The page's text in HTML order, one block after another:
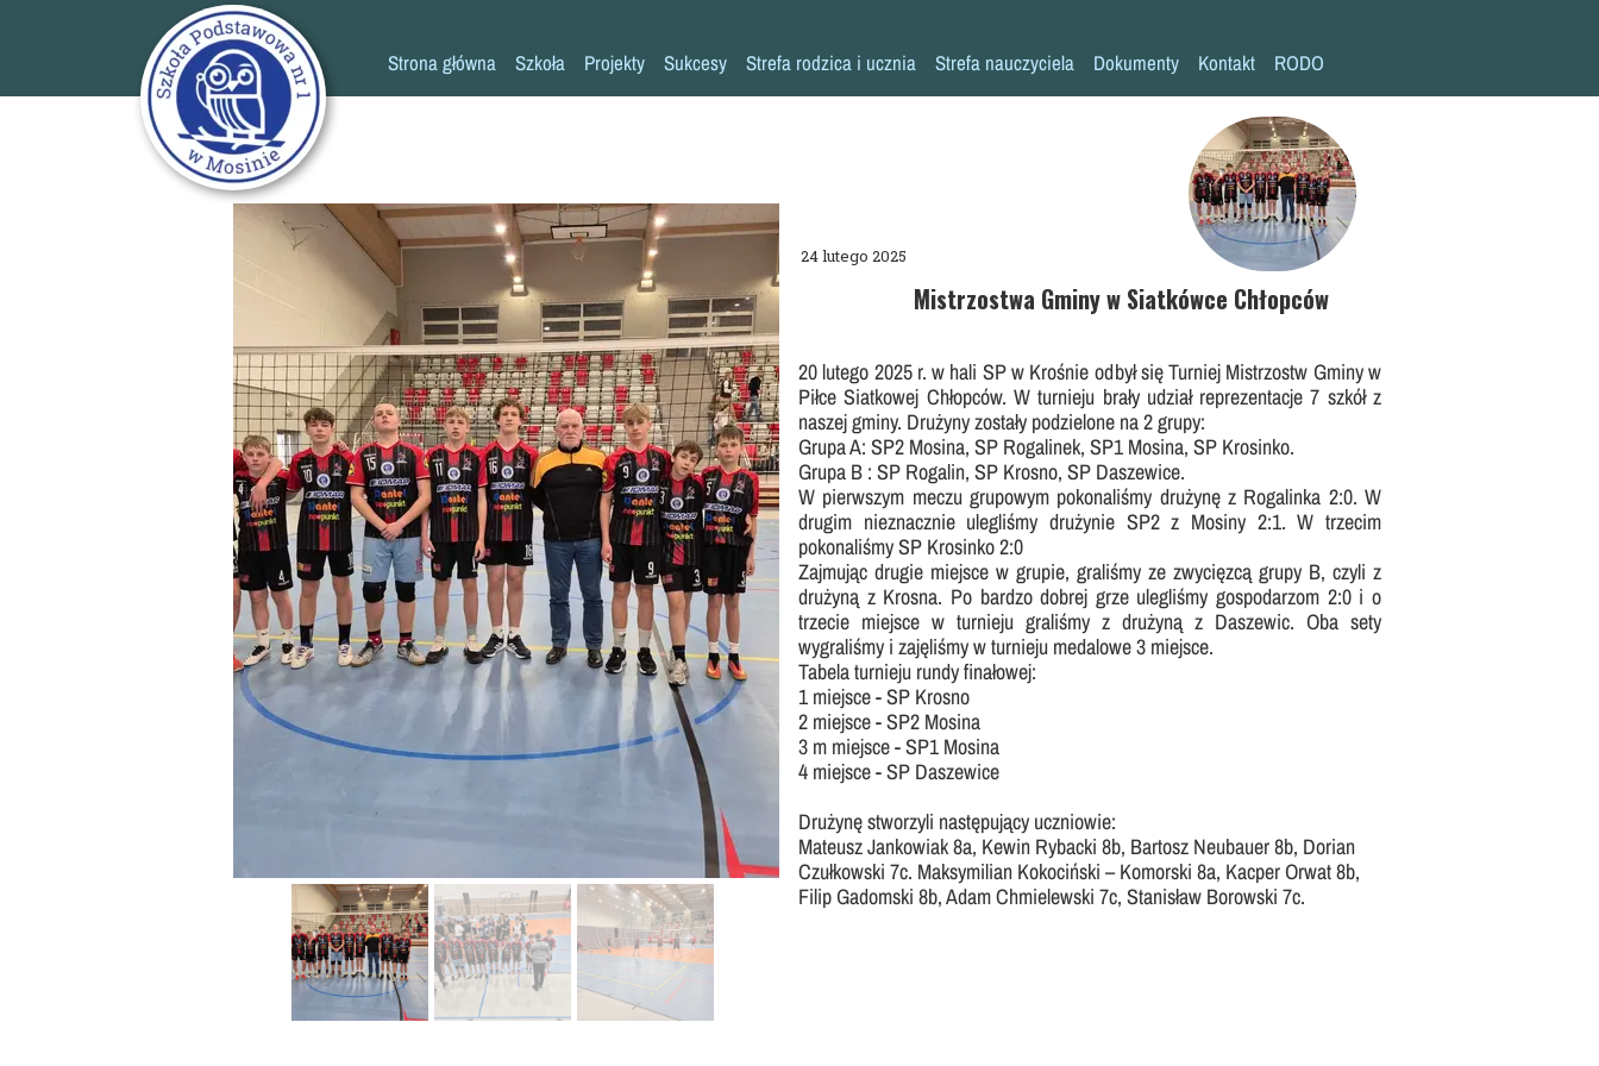
24 lutego 2025
20 lutego 2025 r. w hali SP w Krośnie odbył się Turniej Mistrzostw Gminy w
Piłce Siatkowej Chłopców. W turnieju brały udział reprezentacje 7 szkół z
naszej gminy. Drużyny zostały podzielone na 2 grupy:
Grupa A: SP2 Mosina, SP Rogalinek, SP1 Mosina, SP Krosinko.
Grupa B : SP Rogalin, SP Krosno, SP Daszewice.
W pierwszym meczu grupowym pokonaliśmy drużynę z Rogalinka 2:0. W
drugim nieznacznie ulegliśmy drużynie SP2 z Mosiny 2:1. W trzecim
pokonaliśmy SP Krosinko 2:0
Zajmując drugie miejsce w grupie, graliśmy ze zwycięzcą grupy B, czyli z
drużyną z Krosna. Po bardzo dobrej grze ulegliśmy gospodarzom 2:0 i o
trzecie miejsce w turnieju graliśmy z drużyną z Daszewic. Oba sety
wygraliśmy i zajęliśmy w turnieju medalowe 3 miejsce.
Tabela turnieju rundy finałowej:
1 miejsce - SP Krosno
2 miejsce - SP2 Mosina
3 m miejsce - SP1 Mosina
4 miejsce - SP Daszewice
Drużynę stworzyli następujący uczniowie:
Mateusz Jankowiak 8a, Kewin Rybacki 8b, Bartosz Neubauer 8b, Dorian
Czułkowski 7c. Maksymilian Kokociński – Komorski 8a, Kacper Orwat 8b,
Filip Gadomski 8b, Adam Chmielewski 7c, Stanisław Borowski 7c.
Mistrzostwa Gminy w Siatkówce Chłopców
Strona główna Szkoła
Historia szkoły
Pedagog
Pielęgniarka
Rada rodziców
Biblioteka
Stołówka
Świetlica
Kronika
Projekty
Erasmus+ AKREDYTACJA
Niebieskie Igrzyska
Każdy inny - wszyscy równi
Szkoła Odpowiedzialna Cyfrowo
Zaczytana Jedynka
#SuperKoderzy
# klikaj pozytywnie
Nasza szkoła jest OK
Erasmus+ Uniwersalny Język Sztuki
Erasmus+ Przez dwujęzyczność do przyszłości
Erasmus+ Mózgi w szkole. Wiedza jest potęgą!
Sukcesy
Konkursy przedmiotowe
Aleja Sław
Strefa rodzica i ucznia
Klasy 0-3
Pomoc specjalistów w trudnych sytuacjach
Kalendarz roku szkolnego
Harmonogram imprez i uroczystości
Nasza szkoła jest SUPER!
Klasy dwujęzyczne
Doradztwo zawodowe
Nabór
Strefa nauczyciela
Pliki do pobrania
Dokumenty
Statut szkoły
Plan pracy szkoły
Wymagania edukacyjne
Program wychowawczo-profilaktyczny
Procedura bezpieczeństwa/Covid-19
Deklaracja dostępności
Standardy Ochrony Małoletnich
Kontakt RODO